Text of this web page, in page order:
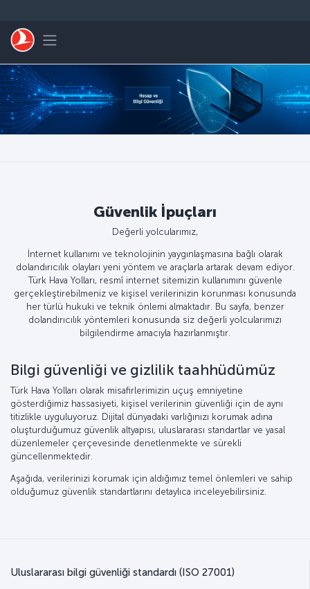
Toggle navigation
Güvenlik İpuçları
Değerli yolcularımız,
İnternet kullanımı ve teknolojinin yaygınlaşmasına bağlı olarak
dolandırıcılık olayları yeni yöntem ve araçlarla artarak devam ediyor.
Türk Hava Yolları, resmî internet sitemizin kullanımını güvenle
gerçekleştirebilmeniz ve kişisel verilerinizin korunması konusunda
her türlü hukuki ve teknik önlemi almaktadır. Bu sayfa, benzer
dolandırıcılık yöntemleri konusunda siz değerli yolcularımızı
bilgilendirme amacıyla hazırlanmıştır.
Bilgi güvenliği ve gizlilik taahhüdümüz
Türk Hava Yolları olarak misafirlerimizin uçuş emniyetine
gösterdiğimiz hassasiyeti, kişisel verilerinin güvenliği için de aynı
titizlikle uyguluyoruz. Dijital dünyadaki varlığınızı korumak adına
oluşturduğumuz güvenlik altyapısı, uluslararası standartlar ve yasal
düzenlemeler çerçevesinde denetlenmekte ve sürekli
güncellenmektedir.
Aşağıda, verilerinizi korumak için aldığımız temel önlemleri ve sahip
olduğumuz güvenlik standartlarını detaylıca inceleyebilirsiniz.
Uluslararası bilgi güvenliği standardı (ISO 27001)